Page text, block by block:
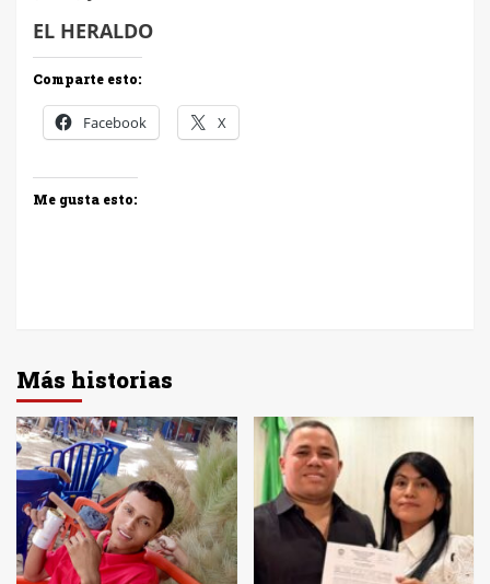
EL HERALDO
Comparte esto:
Facebook X
Me gusta esto:
Más historias